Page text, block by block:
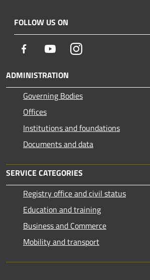
FOLLOW US ON
Facebook YoutubeInstagram
ADMINISTRATION
Governing Bodies
Offices
Institutions and foundations
Documents and data
SERVICE CATEGORIES
Registry office and civil status
Education and training
Business and Commerce
Mobility and transport